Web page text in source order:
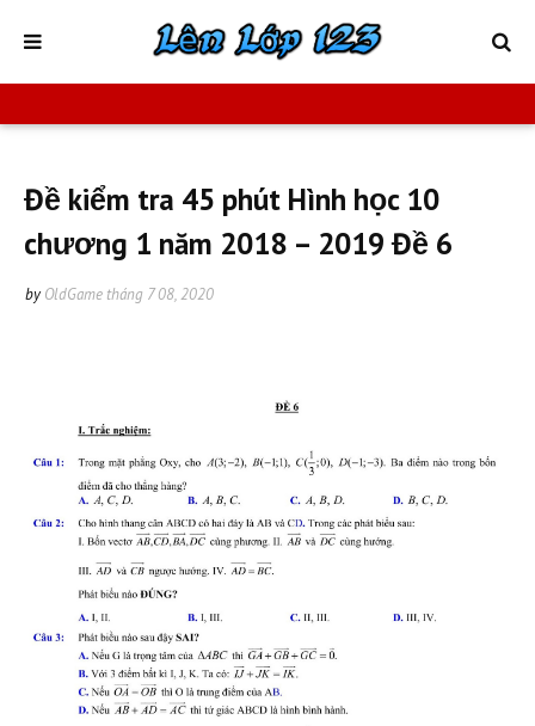
Đề kiểm tra 45 phút Hình học 10
chương 1 năm 2018 – 2019 Đề 6
by OldGame tháng 7 08, 2020